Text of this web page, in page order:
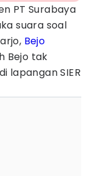
PT Surabaya
suara soal
Bejo
Bejo tak
lapangan SIER